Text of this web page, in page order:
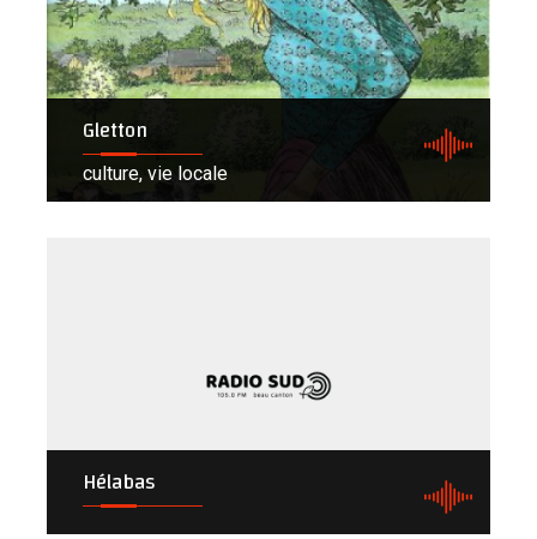
Gletton
culture, vie locale
Hélabas